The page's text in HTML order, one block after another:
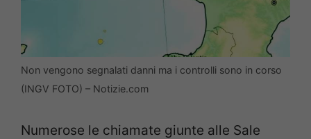
Non vengono segnalati danni ma i controlli sono in corso
(INGV FOTO) – Notizie.com
Numerose le chiamate giunte alle Sale